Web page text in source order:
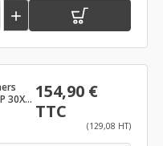

30X
154,90 €
TTC
(129,08 HT)